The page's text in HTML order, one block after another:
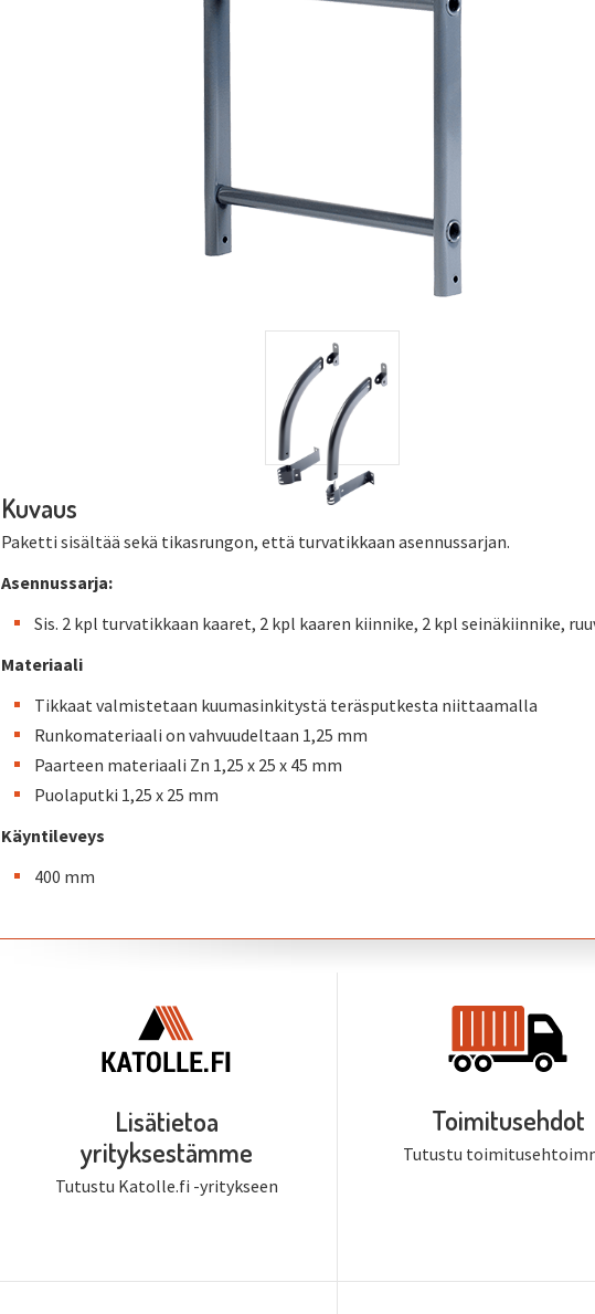
Kuvaus
Paketti sisältää sekä tikasrungon, että turvatikkaan asennussarjan.
Asennussarja:
Sis. 2 kpl turvatikkaan kaaret, 2 kpl kaaren kiinnike, 2 kpl seinäkiinnike,
Materiaali
Tikkaat valmistetaan kuumasinkitystä teräsputkesta niittaamalla
Runkomateriaali on vahvuudeltaan 1,25 mm
Paarteen materiaali Zn 1,25 x 25 x 45 mm
Puolaputki 1,25 x 25 mm
Käyntileveys
400 mm
Lisätietoa
yrityksestämme
Tutustu Katolle.fi -yritykseen
Toimitusehdot
Tutustu